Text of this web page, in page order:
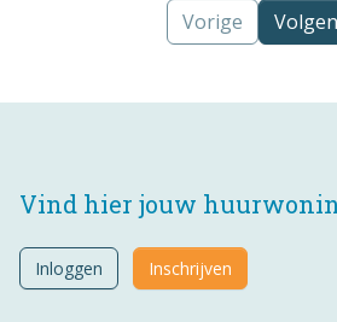
Vorige
Vind hier jouw
Inloggen Inschrijven